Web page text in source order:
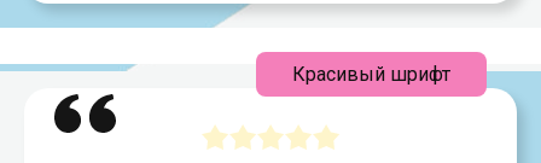
Красивый шрифт